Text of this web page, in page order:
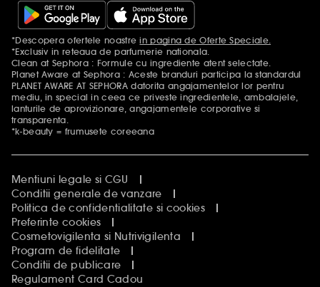
Mentiuni aditionale
*Descopera ofertele noastrein pagina de Oferte Speciale.
*Exclusiv in reteaua de parfumerie nationala.
Clean at Sephora : Formule cu ingrediente atent selectate.
Planet Aware at Sephora : Aceste branduri participa la standardul
PLANET AWARE AT SEPHORA datorita angajamentelor lor pentru
mediu, in special in ceea ce priveste ingredientele, ambalajele,
lanturile de aprovizionare, angajamentele corporative si
transparenta.
*k-beauty = frumusete coreeana
Mentiuni legale si CGU
Conditii generale de vanzare
Politica de confidentialitate si cookies
Preferinte cookies
Cosmetovigilenta si Nutrivigilenta
Program de fidelitate
Conditii de publicare
Regulament Card Cadou